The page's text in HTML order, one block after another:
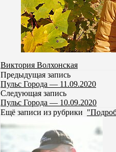
Виктория Волхонская
Предыдущая запись
Пульс Города — 11.09.2020
Следующая запись
Пульс Города — 10.09.2020
Ещё записи из рубрики